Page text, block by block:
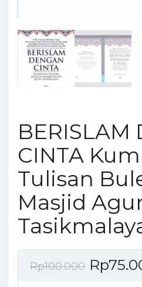
BERISLAM
CINTA
Tulisan
Masjid
Rp100.000 Rp